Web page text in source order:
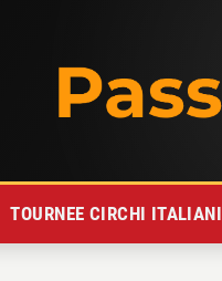
TOURNEE CIRCHI ITALIANI